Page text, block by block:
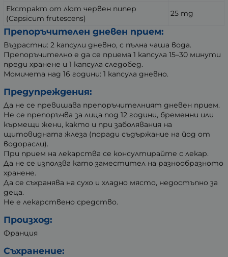
Екстракт от лют червен пипер
(Capsicum frutescens)
25 mg
Препоръчителен дневен прием:
Възрастни: 2 капсули дневно, с пълна чаша вода.
Препоръчително е да се приема 1 капсула 15–30 минути
преди хранене и 1 капсула следобед.
Момичета над 16 години: 1 капсула дневно.
Предупреждения:
Да не се превишава препоръчителният дневен прием.
Не се препоръчва за лица под 12 години, бременни или
кърмещи жени, както и при заболявания на
щитовидната жлеза (поради съдържание на йод от
водорасли).
При прием на лекарства се консултирайте с лекар.
Да не се използва като заместител на разнообразното
хранене.
Да се съхранява на сухо и хладно място, недостъпно за
деца.
Не е лекарствено средство.
Произход:
Франция
Съхранение: